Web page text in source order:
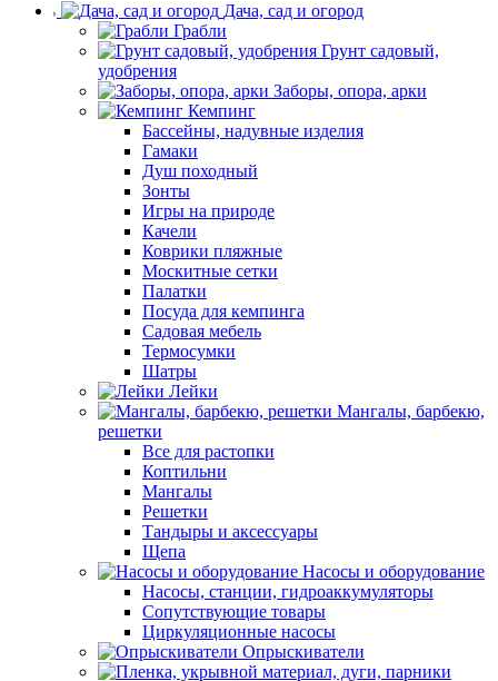
Дача, сад и огород
Грабли
Грунт садовый,
удобрения
Заборы, опора, арки
Кемпинг
Бассейны, надувные изделия
Гамаки
Душ походный
Зонты
Игры на природе
Качели
Коврики пляжные
Москитные сетки
Палатки
Посуда для кемпинга
Садовая мебель
Термосумки
Шатры
Лейки
Мангалы, барбекю,
решетки
Все для растопки
Коптильни
Мангалы
Решетки
Тандыры и аксессуары
Щепа
Насосы и оборудование
Насосы, станции, гидроаккумуляторы
Сопутствующие товары
Циркуляционные насосы
Опрыскиватели